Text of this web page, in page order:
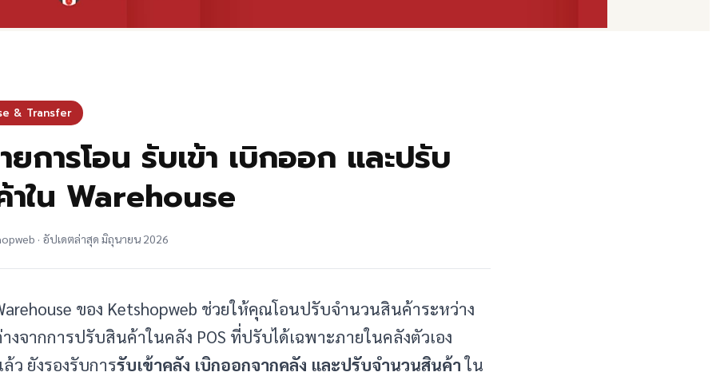
& Transfer
ยการโอน รับเข้า เบิกออก และปรับ
ใน Warehouse
· อัปเดตล่าสุด มิถุนายน 2026
ของ Ketshopweb ช่วยให้คุณโอนปรับจำนวนสินค้าระหว่าง
งจากการปรับสินค้าในคลัง POS ที่ปรับได้เฉพาะภายในคลังตัวเอง
ว ยังรองรับการรับเข้าคลัง เบิกออกจากคลัง และปรับจำนวนสินค้าใน